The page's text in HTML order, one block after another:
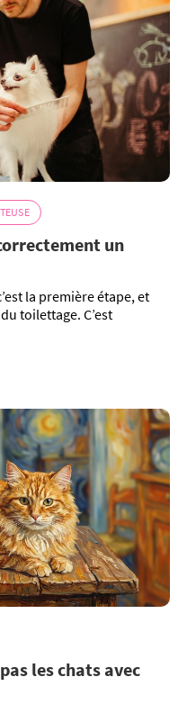
un
la première étape, et
toilettage. C’est
les chats avec